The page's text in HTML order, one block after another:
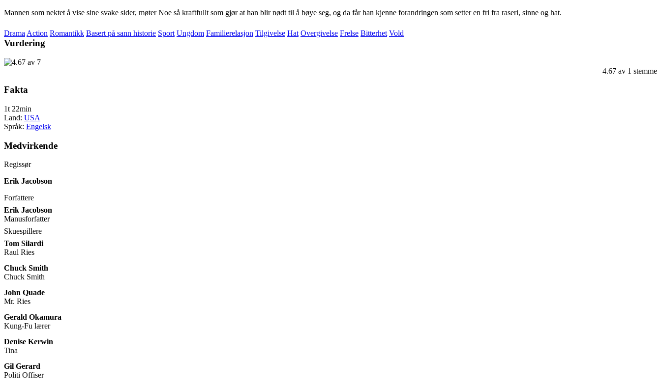
Mannen som nektet å vise sine svake sider, møter Noe så kraftfullt som gjør at han blir nødt til å bøye seg, og da får han kjenne forandringen som setter en fri fra raseri, sinne og hat.
Drama Action Romantikk Basert på sann historie Sport Ungdom Familierelasjon Tilgivelse Hat Overgivelse Frelse Bitterhet Vold
Vurdering
4.67 av 1 stemme
Fakta
1t 22min
Land: USA
Språk: Engelsk
Medvirkende
Regissør
Erik Jacobson
Forfattere
Erik Jacobson
Manusforfatter
Skuespillere
Tom Silardi
Raul Ries
Chuck Smith
Chuck Smith
John Quade
Mr. Ries
Gerald Okamura
Kung-Fu lærer
Denise Kerwin
Tina
Gil Gerard
Politi Offiser